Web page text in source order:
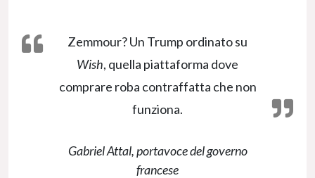
Zemmour? Un Trump ordinato su
Wish, quella piattaforma dove
comprare roba contraffatta che non
funziona.
Gabriel Attal, portavoce del governo
francese